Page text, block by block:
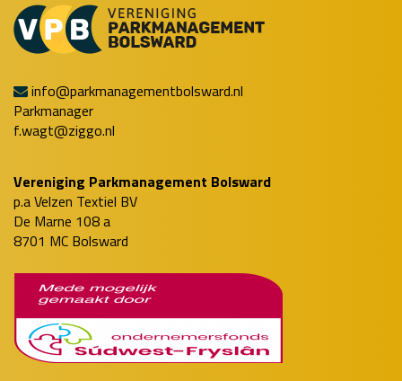
info@parkmanagementbolsward.nl
Parkmanager
f.wagt@ziggo.nl
Vereniging Parkmanagement Bolsward
p.a Velzen Textiel BV
De Marne 108 a
8701 MC Bolsward